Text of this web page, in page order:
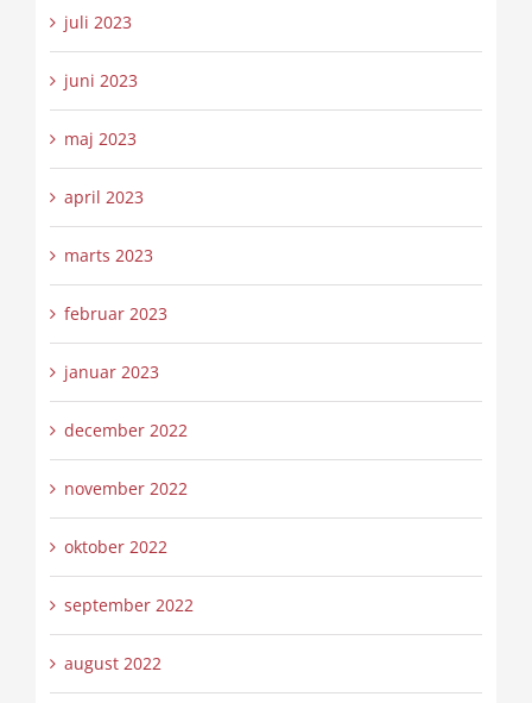
juli 2023
juni 2023
maj 2023
april 2023
marts 2023
februar 2023
januar 2023
december 2022
november 2022
oktober 2022
september 2022
august 2022